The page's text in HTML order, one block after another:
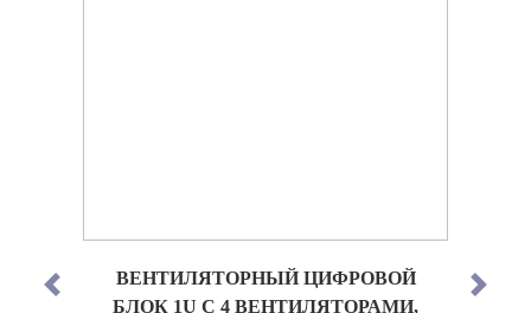
ВЕНТИЛЯТОРНЫЙ ЦИФРОВОЙ
БЛОК 1U С 4 ВЕНТИЛЯТОРАМИ,
Previous Next